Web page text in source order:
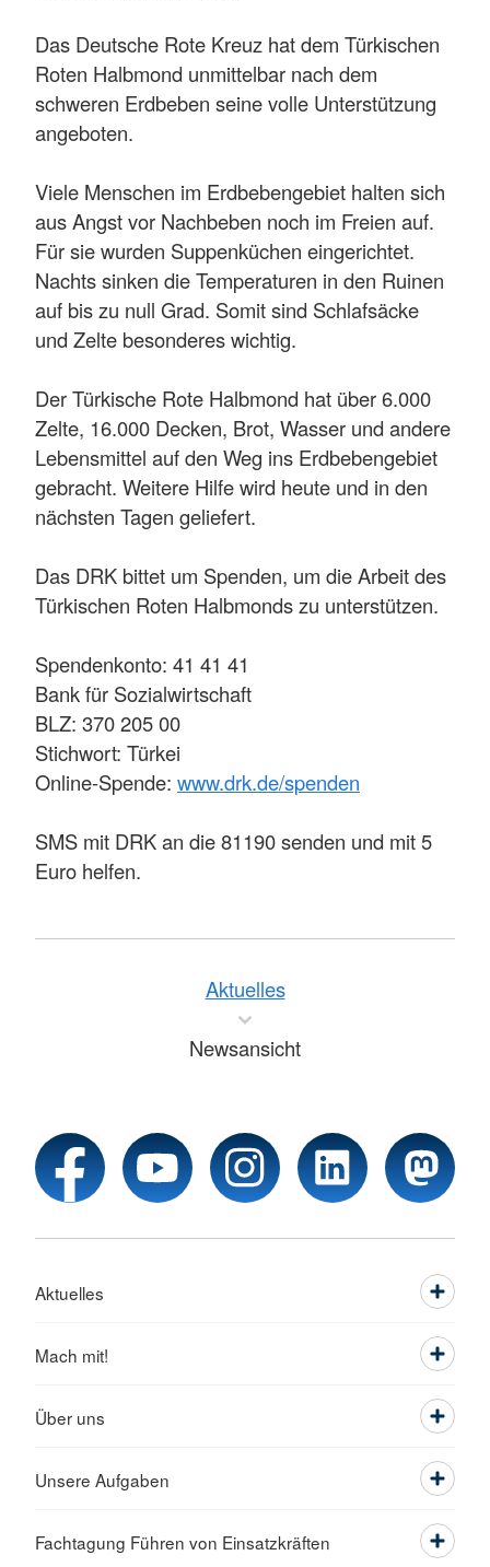
Das Deutsche Rote Kreuz hat dem Türkischen
Roten Halbmond unmittelbar nach dem
schweren Erdbeben seine volle Unterstützung
angeboten.
Viele Menschen im Erdbebengebiet halten sich
aus Angst vor Nachbeben noch im Freien auf.
Für sie wurden Suppenküchen eingerichtet.
Nachts sinken die Temperaturen in den Ruinen
auf bis zu null Grad. Somit sind Schlafsäcke
und Zelte besonderes wichtig.
Der Türkische Rote Halbmond hat über 6.000
Zelte, 16.000 Decken, Brot, Wasser und andere
Lebensmittel auf den Weg ins Erdbebengebiet
gebracht. Weitere Hilfe wird heute und in den
nächsten Tagen geliefert.
Das DRK bittet um Spenden, um die Arbeit des
Türkischen Roten Halbmonds zu unterstützen.
Spendenkonto: 41 41 41
Bank für Sozialwirtschaft
BLZ: 370 205 00
Stichwort: Türkei
Online-Spende: www.drk.de/spenden
SMS mit DRK an die 81190 senden und mit 5
Euro helfen.
Aktuelles
Newsansicht
Aktuelles
Mach mit!
Über uns
Unsere Aufgaben
Fachtagung Führen von Einsatzkräften